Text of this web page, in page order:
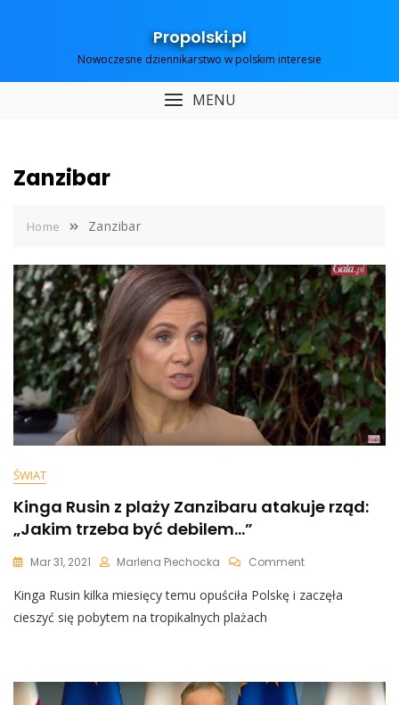
Propolski.pl
Nowoczesne dziennikarstwo w polskim interesie
MENU
Zanzibar
Home Zanzibar
ŚWIAT
Kinga Rusin z plaży Zanzibaru atakuje rząd:
„Jakim trzeba być debilem…”
Mar 31, 2021 Marlena Piechocka CommentOn
Rusin
Rząd:
„Jakim
Kinga Rusin kilka miesięcy temu opuściła Polskę i zaczęła
cieszyć się pobytem na tropikalnych plażach